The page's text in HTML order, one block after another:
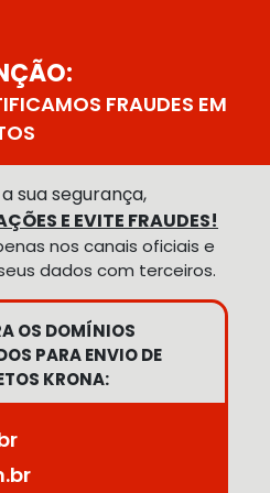
FRAUDES EM
sua segurança,
E EVITE FRAUDES!
nos canais oficiais e
dados com terceiros.
OS DOMÍNIOS
PARA ENVIO DE
KRONA: